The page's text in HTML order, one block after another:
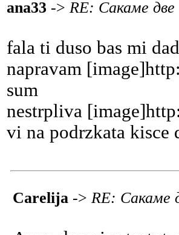
ana33 -> RE: Сакаме
fala ti duso bas mi
napravam
sum
nestrpliva
vi na podrzkata kisce
Carelija -> RE: Сакаме